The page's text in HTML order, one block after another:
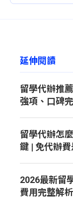
延伸閱讀
留學代辦推
強項、口碑完
留學代辦怎
鍵 | 免代辦
2026最新留
費用完整解析